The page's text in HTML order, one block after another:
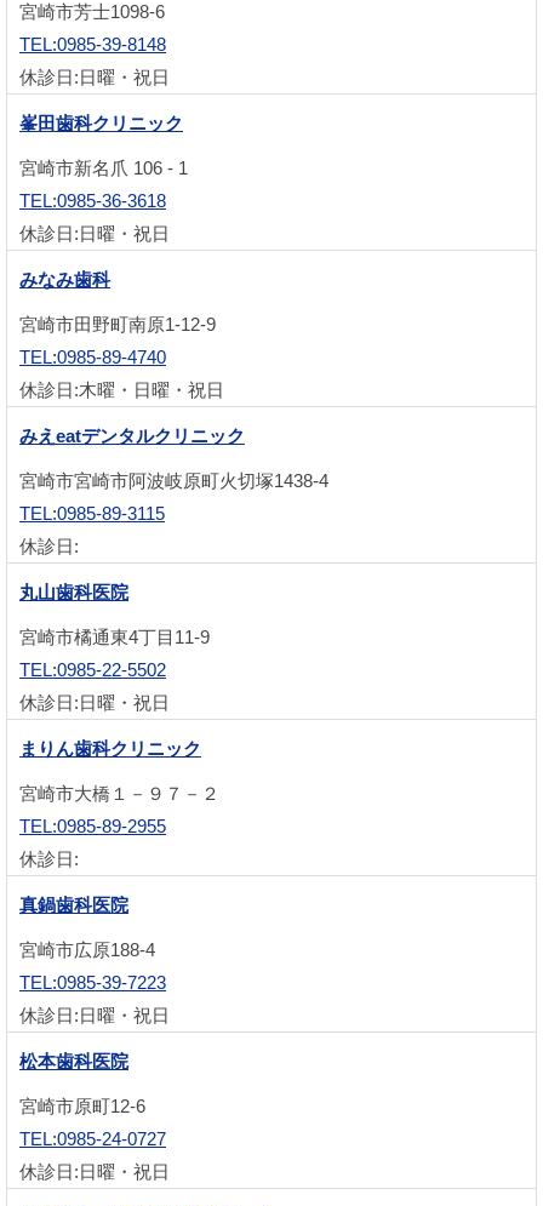
宮崎市芳士1098-6
TEL:0985-39-8148
休診日:日曜・祝日
峯田歯科クリニック
宮崎市新名爪 106 - 1
TEL:0985-36-3618
休診日:日曜・祝日
みなみ歯科
宮崎市田野町南原1-12-9
TEL:0985-89-4740
休診日:木曜・日曜・祝日
みえeatデンタルクリニック
宮崎市宮崎市阿波岐原町火切塚1438-4
TEL:0985-89-3115
休診日:
丸山歯科医院
宮崎市橘通東4丁目11-9
TEL:0985-22-5502
休診日:日曜・祝日
まりん歯科クリニック
宮崎市大橋１－９７－２
TEL:0985-89-2955
休診日:
真鍋歯科医院
宮崎市広原188-4
TEL:0985-39-7223
休診日:日曜・祝日
松本歯科医院
宮崎市原町12-6
TEL:0985-24-0727
休診日:日曜・祝日